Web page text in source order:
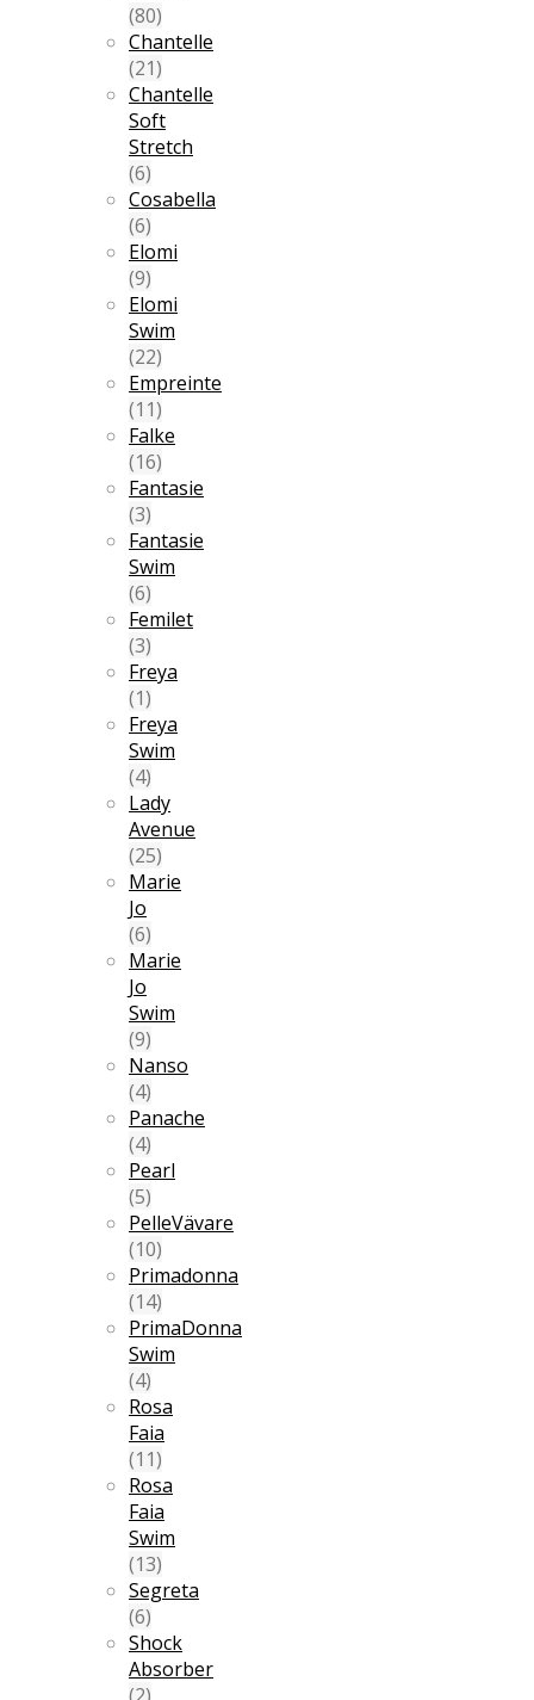
(80)
Chantelle
(21)
Chantelle
Soft
Stretch
(6)
Cosabella
(6)
Elomi
(9)
Elomi
Swim
(22)
Empreinte
(11)
Falke
(16)
Fantasie
(3)
Fantasie
Swim
(6)
Femilet
(3)
Freya
(1)
Freya
Swim
(4)
Lady
Avenue
(25)
Marie
Jo
(6)
Marie
Jo
Swim
(9)
Nanso
(4)
Panache
(4)
Pearl
(5)
PelleVävare
(10)
Primadonna
(14)
PrimaDonna
Swim
(4)
Rosa
Faia
(11)
Rosa
Faia
Swim
(13)
Segreta
(6)
Shock
Absorber